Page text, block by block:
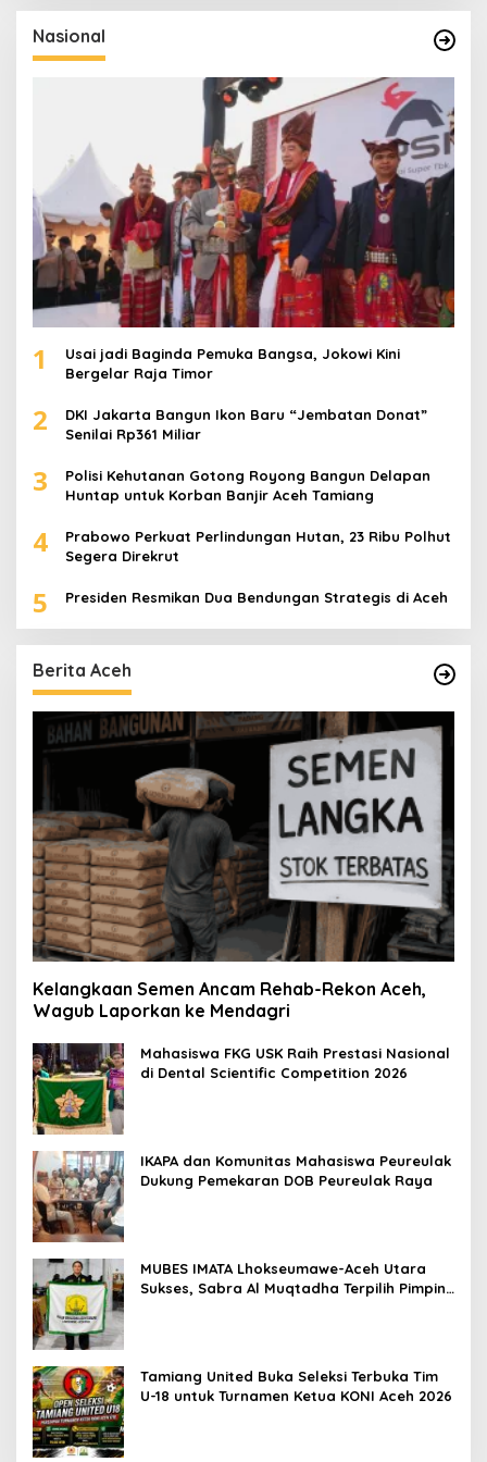
i
u
n
t
Nasional
1
Usai jadi Baginda Pemuka Bangsa, Jokowi Kini
Bergelar Raja Timor
2
DKI Jakarta Bangun Ikon Baru “Jembatan Donat”
Senilai Rp361 Miliar
3
Polisi Kehutanan Gotong Royong Bangun Delapan
Huntap untuk Korban Banjir Aceh Tamiang
4
Prabowo Perkuat Perlindungan Hutan, 23 Ribu Polhut
Segera Direkrut
5 Presiden Resmikan Dua Bendungan Strategis di Aceh
Berita Aceh
Kelangkaan Semen Ancam Rehab-Rekon Aceh,
Wagub Laporkan ke Mendagri
Mahasiswa FKG USK Raih Prestasi Nasional
di Dental Scientific Competition 2026
IKAPA dan Komunitas Mahasiswa Peureulak
Dukung Pemekaran DOB Peureulak Raya
MUBES IMATA Lhokseumawe-Aceh Utara
Sukses, Sabra Al Muqtadha Terpilih Pimpin
Tamiang United Buka Seleksi Terbuka Tim
U-18 untuk Turnamen Ketua KONI Aceh 2026